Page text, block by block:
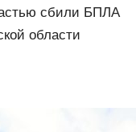
сбили БПЛА
области